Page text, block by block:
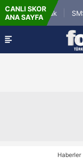
CANLI SKOR
ANA SAYFA
SMS
Haberler